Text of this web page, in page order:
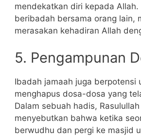
mendekatkan diri kepada Allah.
beribadah bersama orang lain,
merasakan kehadiran Allah
5. Pengampunan
Ibadah jamaah juga berpotensi
menghapus dosa-dosa yang
Dalam sebuah hadis, Rasulullah
menyebutkan bahwa ketika
berwudhu dan pergi ke masjid